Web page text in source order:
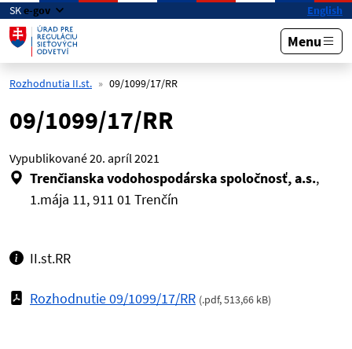
Preskočiť na hlavný obsah
SKe-gov English
Menu
Rozhodnutia II.st. 09/1099/17/RR
09/1099/17/RR
Vypublikované20. apríl 2021
Trenčianska vodohospodárska spoločnosť, a.s.,
1.mája 11, 911 01 Trenčín
II.st.RR
Rozhodnutie 09/1099/17/RR (.pdf,513,66 kB)